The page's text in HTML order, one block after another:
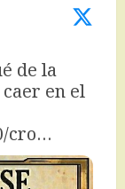
de la
en el
cro…